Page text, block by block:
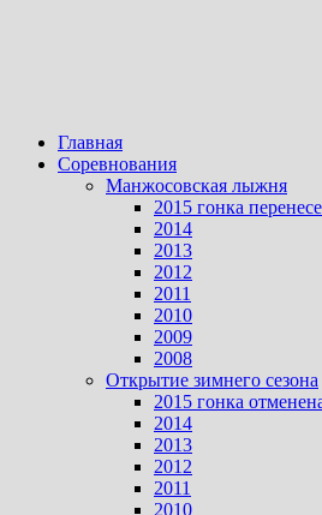
Главная
Соревнования
Манжосовская лыжня
2015 гонка
2014
2013
2012
2011
2010
2009
2008
Открытие зимнего сезона
2015 гонка
2014
2013
2012
2011
2010